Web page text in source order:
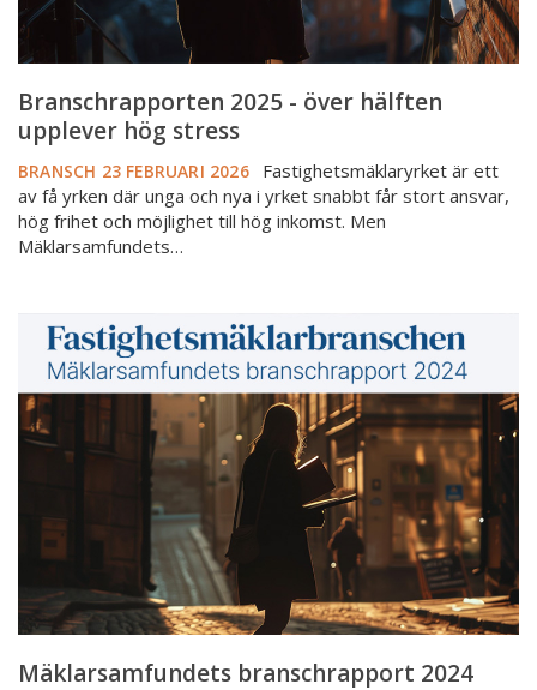
Branschrapporten 2025 - över hälften
upplever hög stress
BRANSCH 23 FEBRUARI 2026
Fastighetsmäklaryrket är ett
av få yrken där unga och nya i yrket snabbt får stort ansvar,
hög frihet och möjlighet till hög inkomst. Men
Mäklarsamfundets…
branschrapport
Mäklarsamfundets branschrapport 2024